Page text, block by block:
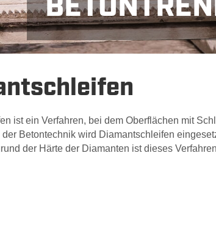
ist ein Verfahren, bei dem Oberflächen mit
der Betontechnik wird Diamantschleifen
der Härte der Diamanten ist dieses